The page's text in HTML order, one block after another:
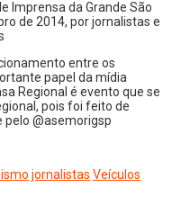
Imprensa da Grande São
de 2014, por jornalistas e
entre os
papel da mídia
Regional é evento que se
pois foi feito de
@asemorigsp
jornalistas Veículos